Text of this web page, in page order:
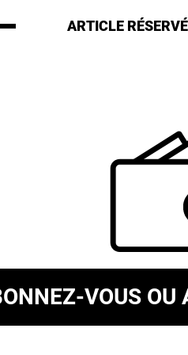
ARTICLE RÉSERVÉ
VOUS OU